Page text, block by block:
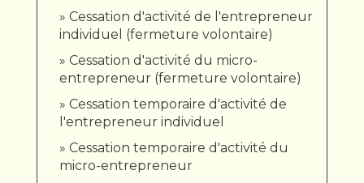
Cessation d'activité de l'entrepreneur
individuel (fermeture volontaire)
Cessation d'activité du micro-
entrepreneur (fermeture volontaire)
Cessation temporaire d'activité de
l'entrepreneur individuel
Cessation temporaire d'activité du
micro-entrepreneur